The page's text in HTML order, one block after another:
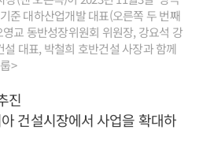
준 대하산업개발 대표(오른쪽 두 번째
교 동반성장위원회 위원장, 강요석 강
대표, 박철희 호반건설 사장과 함께
>
진
건설시장에서 사업을 확대하